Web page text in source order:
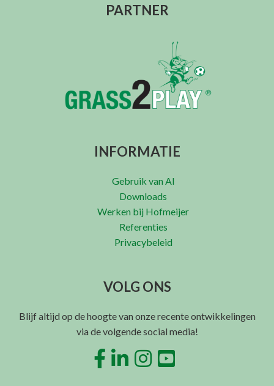
PARTNER
INFORMATIE
Gebruik van AI
Downloads
Werken bij Hofmeijer
Referenties
Privacybeleid
VOLG ONS
Blijf altijd op de hoogte van onze recente ontwikkelingen
via de volgende social media!